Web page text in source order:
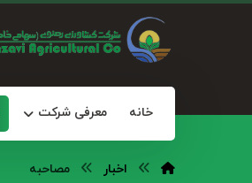
خانه معرفی شرکت
اخبار مصاحبه